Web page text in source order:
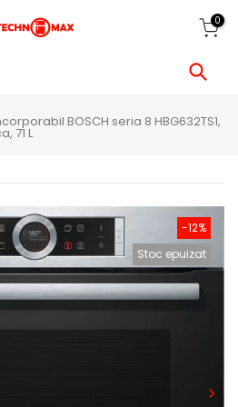
0
BOSCH seria 8 HBG632TS1,
71 L
-12%
Stoc epuizat